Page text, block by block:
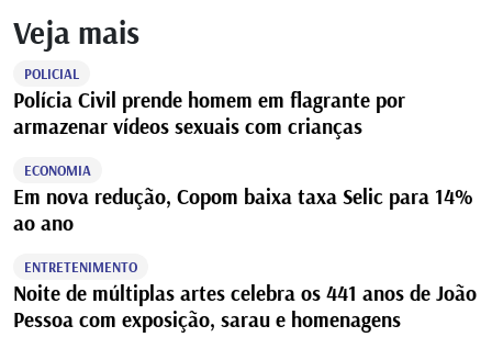
Veja mais
POLICIAL
Polícia Civil prende homem em flagrante por
armazenar vídeos sexuais com crianças
ECONOMIA
Em nova redução, Copom baixa taxa Selic para 14%
ao ano
ENTRETENIMENTO
Noite de múltiplas artes celebra os 441 anos de João
Pessoa com exposição, sarau e homenagens